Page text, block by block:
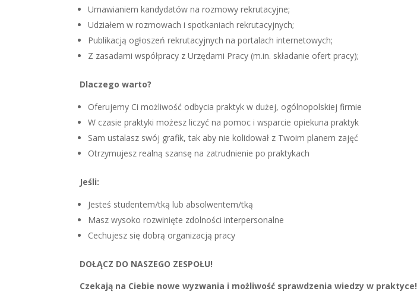
Umawianiem kandydatów na rozmowy rekrutacyjne;
Udziałem w rozmowach i spotkaniach rekrutacyjnych;
Publikacją ogłoszeń rekrutacyjnych na portalach internetowych;
Z zasadami współpracy z Urzędami Pracy (m.in. składanie ofert pracy);
Dlaczego warto?
Oferujemy Ci możliwość odbycia praktyk w dużej, ogólnopolskiej firmie
W czasie praktyki możesz liczyć na pomoc i wsparcie opiekuna praktyk
Sam ustalasz swój grafik, tak aby nie kolidował z Twoim planem zajęć
Otrzymujesz realną szansę na zatrudnienie po praktykach
Jeśli:
Jesteś studentem/tką lub absolwentem/tką
Masz wysoko rozwinięte zdolności interpersonalne
Cechujesz się dobrą organizacją pracy
DOŁĄCZ DO NASZEGO ZESPOŁU!
Czekają na Ciebie nowe wyzwania i możliwość sprawdzenia wiedzy w praktyce!